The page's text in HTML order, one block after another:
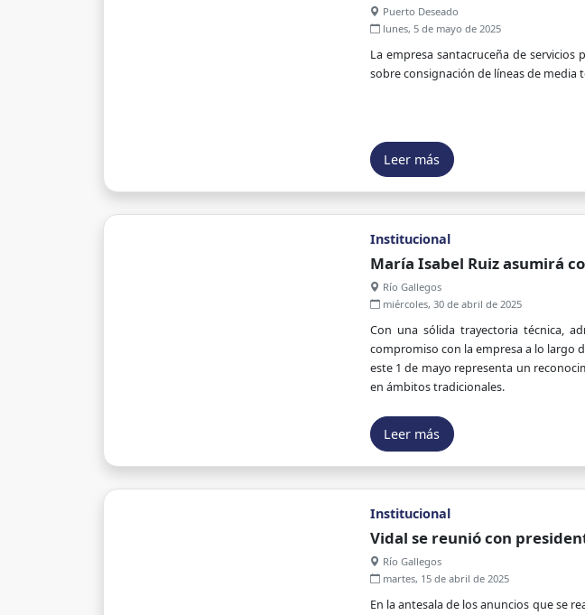
Puerto Deseado
lunes, 5 de mayo de 2025
La empresa santacruceña de
sobre consignación de líneas de media
Leer más
Institucional
María Isabel Ruiz asumirá
Río Gallegos
miércoles, 30 de abril de 2025
Con una sólida trayectoria técnica,
compromiso con la empresa a lo largo
este 1 de mayo representa un
en ámbitos tradicionales.
Leer más
Institucional
Vidal se reunió con
Río Gallegos
martes, 15 de abril de 2025
En la antesala de los anuncios que se